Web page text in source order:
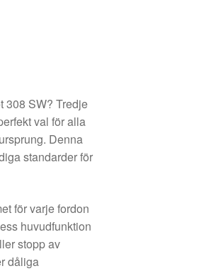
308 SW? Tredje
val för alla
Denna
standarder för
för varje fordon
huvudfunktion
stopp av
dåliga